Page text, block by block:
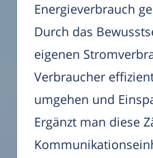
Energieverbrauch
Durch das
eigenen
Verbraucher
umgehen und
Ergänzt man diese